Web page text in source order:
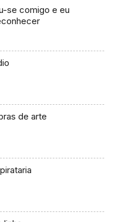
se comigo e eu
de arte